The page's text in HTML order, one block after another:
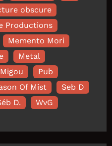
obscure
Productions
Memento Mori
Metal
Pub
Of Mist
Seb D
D. WvG